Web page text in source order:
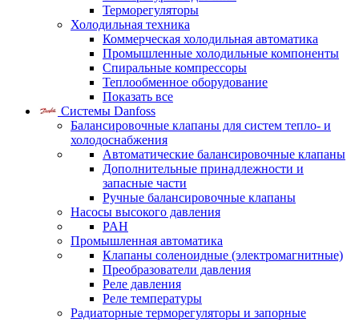
Терморегуляторы
Холодильная техника
Коммерческая холодильная автоматика
Промышленные холодильные компоненты
Спиральные компрессоры
Теплообменное оборудование
Показать все
Системы Danfoss
Балансировочные клапаны для систем тепло- и
холодоснабжения
Автоматические балансировочные клапаны
Дополнительные принадлежности и
запасные части
Ручные балансировочные клапаны
Насосы высокого давления
PAH
Промышленная автоматика
Клапаны соленоидные (электромагнитные)
Преобразователи давления
Реле давления
Реле температуры
Радиаторные терморегуляторы и запорные